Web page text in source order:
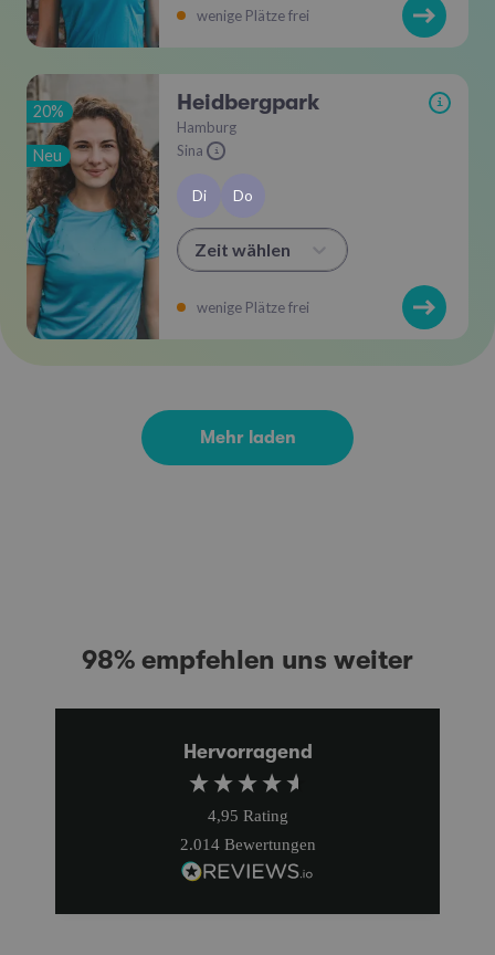
wenige Plätze frei
20%
Neu
Heidbergpark i
Hamburg
Sina
i
Di Do
Zeit wählen
wenige Plätze frei
Mehr laden
98% empfehlen uns weiter
Hervorragend
4,95 Rating
2.014 Bewertungen